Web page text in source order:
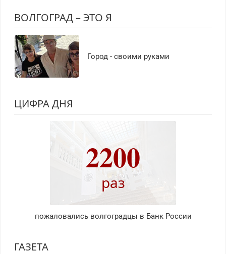
ВОЛГОГРАД – ЭТО Я
Город - своими руками
ЦИФРА ДНЯ
2200
раз
пожаловались волгоградцы в Банк России
ГАЗЕТА